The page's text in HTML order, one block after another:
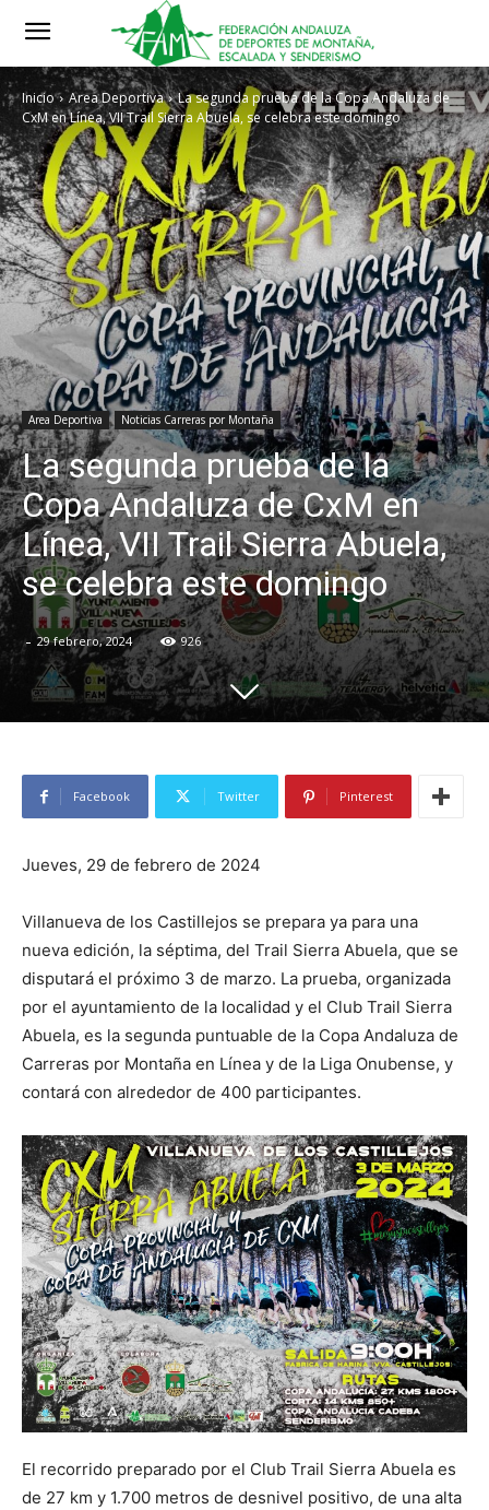
Inicio Area Deportiva
La segunda prueba de la Copa Andaluza de
CxM en Línea, VII Trail Sierra Abuela, se celebra este domingo
Area Deportiva Noticias Carreras por Montaña
La segunda prueba de la
Copa Andaluza de CxM en
Línea, VII Trail Sierra Abuela,
se celebra este domingo
- 29 febrero, 2024 926
Facebook Twitter Pinterest
Jueves, 29 de febrero de 2024
Villanueva de los Castillejos se prepara ya para una
nueva edición, la séptima, del Trail Sierra Abuela, que se
disputará el próximo 3 de marzo. La prueba, organizada
por el ayuntamiento de la localidad y el Club Trail Sierra
Abuela, es la segunda puntuable de la Copa Andaluza de
Carreras por Montaña en Línea y de la Liga Onubense, y
contará con alrededor de 400 participantes.
El recorrido preparado por el Club Trail Sierra Abuela es
de 27 km y 1.700 metros de desnivel positivo, de una alta